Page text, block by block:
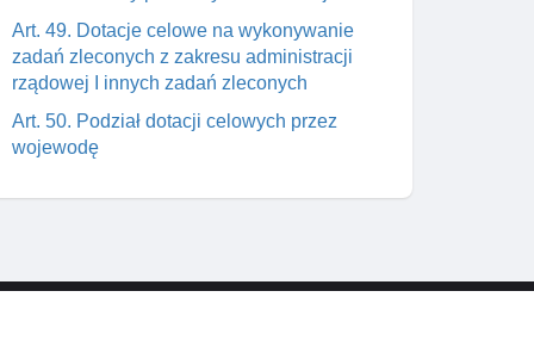
Art. 49. Dotacje celowe na wykonywanie
zadań zleconych z zakresu administracji
rządowej I innych zadań zleconych
Art. 50. Podział dotacji celowych przez
wojewodę